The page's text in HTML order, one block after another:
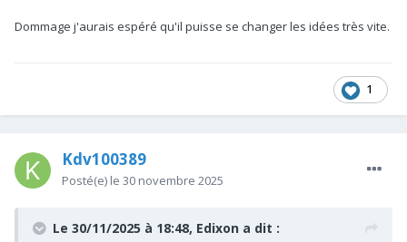
Dommage j'aurais espéré qu'il puisse se changer les idées très vite.
1
Kdv100389
Posté(e) le 30 novembre 2025
Le 30/11/2025 à 18:48, Edixon a dit :